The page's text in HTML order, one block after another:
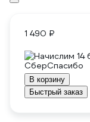
1 490 ₽
Начислим 14
В корзину
Быстрый заказ